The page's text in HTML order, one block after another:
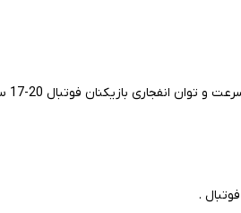
انفجاری بازیکنان فوتبال 20-17 سال.